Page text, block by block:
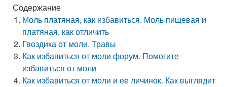
Содержание
Моль платяная, как избавиться. Моль пищевая и
платяная, как отличить
Гвоздика от моли. Травы
Как избавиться от моли форум. Помогите
избавиться от моли
Как избавиться от моли и ее личинок. Как выглядит